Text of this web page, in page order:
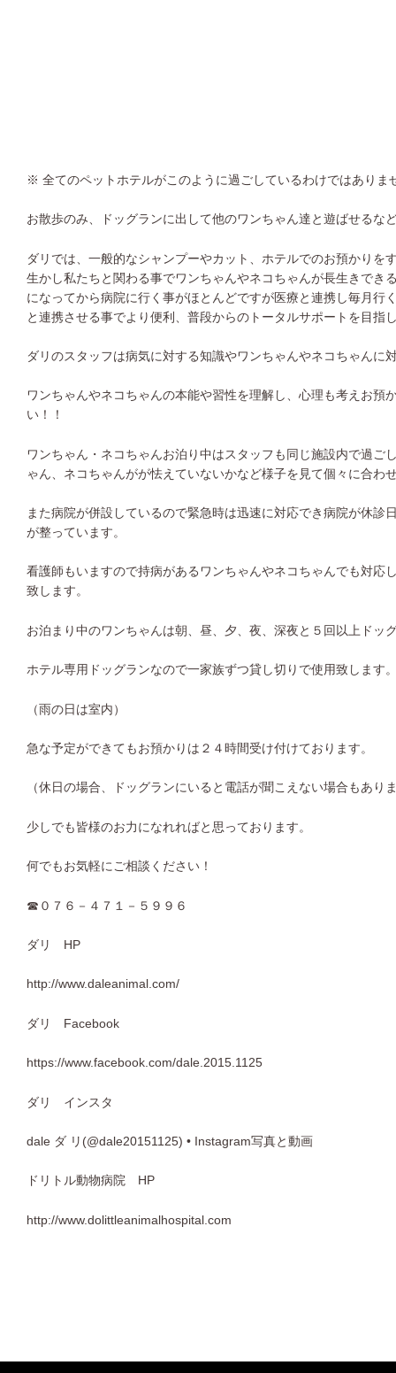
※ 全てのペットホテルがこのように過ごしているわけではありま
お散歩のみ、ドッグランに出して他のワンちゃん達と遊ばせるな
ダリでは、一般的なシャンプーやカット、ホテルでのお預かりを
生かし私たちと関わる事でワンちゃんやネコちゃんが長生きで
になってから病院に行く事がほとんどですが医療と連携し毎月行
と連携させる事でより便利、普段からのトータルサポートを目指
ダリのスタッフは病気に対する知識やワンちゃんやネコちゃんに
ワンちゃんやネコちゃんの本能や習性を理解し、心理も考えお預
い！！
ワンちゃん・ネコちゃんお泊り中はスタッフも同じ施設内で過ご
ゃん、ネコちゃんがが怯えていないかなど様子を見て個々に合わ
また病院が併設しているので緊急時は迅速に対応でき病院が休診
が整っています。
看護師もいますので持病があるワンちゃんやネコちゃんでも対応
致します。
お泊まり中のワンちゃんは朝、昼、夕、夜、深夜と５回以上ドッ
ホテル専用ドッグランなので一家族ずつ貸し切りで使用致します
（雨の日は室内）
急な予定ができてもお預かりは２４時間受け付けております。
（休日の場合、ドッグランにいると電話が聞こえない場合もあり
少しでも皆様のお力になれればと思っております。
何でもお気軽にご相談ください！
☎０７６－４７１－５９９６
ダリ HP
http://www.daleanimal.com/
ダリ Facebook
https://www.facebook.com/dale.2015.1125
ダリ インスタ
dale ダ リ(@dale20151125) • Instagram写真と動画
ドリトル動物病院 HP
http://www.dolittleanimalhospital.com